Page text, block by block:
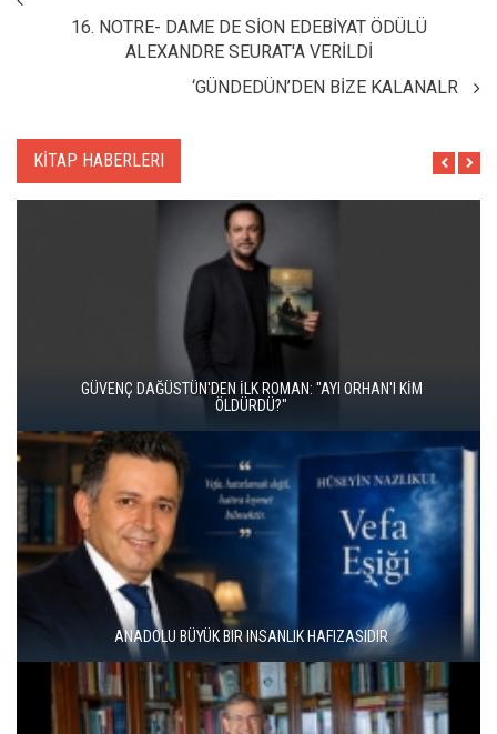
16. NOTRE- DAME DE SİON EDEBİYAT ÖDÜLÜ
ALEXANDRE SEURAT'A VERİLDİ
‘GÜNDEDÜN’DEN BİZE KALANALR
KİTAP HABERLERI
İKİ KİTAP VE BİTMEYEN BİR ENERJİ
ÜNAL ERSÖZLÜ’NÜN YENİ ŞİİR KİTABI “BÖĞÜRTLEN ÖPÜCÜĞÜ”
YAYIMLANDI